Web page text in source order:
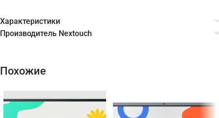
Характеристики
Производитель Nextouch
Похожие